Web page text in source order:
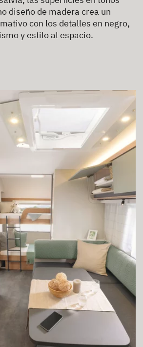
diseño de madera crea un
con los detalles en negro,
y estilo al espacio.